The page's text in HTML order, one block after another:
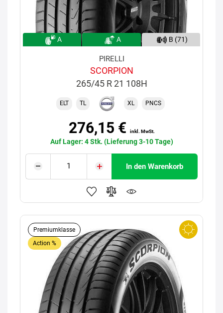
A A B (71)
PIRELLI
SCORPION
265/45 R 21 108H
ELT TL XL PNCS
276,15 € inkl. MwSt.
Auf Lager: 4 Stk. (Lieferung 3-10 Tage)
In den Warenkorb
Premiumklasse
Action %